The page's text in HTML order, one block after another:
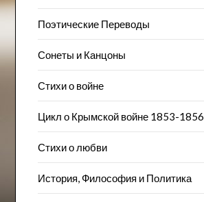
Поэтические Переводы
Сонеты и Канцоны
Стихи о войне
Цикл о Крымской войне 1853-1856
Стихи о любви
История, Философия и Политика